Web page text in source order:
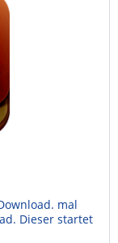
mal
Dieser startet